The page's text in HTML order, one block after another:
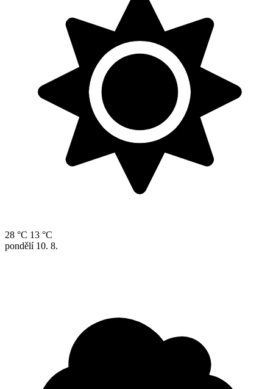
28 °C 13 °C
pondělí 10. 8.